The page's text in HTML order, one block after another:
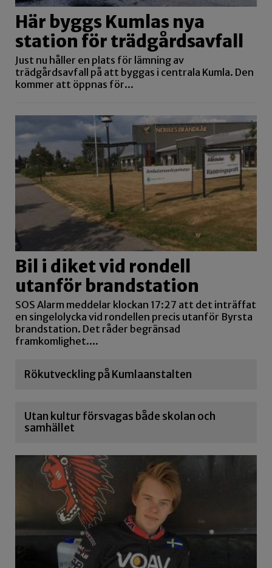
Här byggs Kumlas nya
station för trädgårdsavfall
Just nu håller en plats för lämning av
trädgårdsavfall på att byggas i centrala Kumla. Den
kommer att öppnas för...
Bil i diket vid rondell
utanför brandstation
SOS Alarm meddelar klockan 17:27 att det inträffat
en singelolycka vid rondellen precis utanför Byrsta
brandstation. Det råder begränsad
framkomlighet....
Rökutveckling på Kumlaanstalten
Utan kultur försvagas både skolan och
samhället